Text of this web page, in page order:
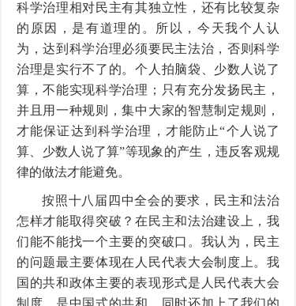
科学治理相对民主有其独立性，还有比较复杂
的原因，是有道理的。所以，今天我个人认
为，达到科学治理必须要民主法治，否则科学
治理是实行不了的。个人拍脑袋、少数人说了
算，不能实现科学治理；只有充分发扬民主，
并且用一种规则，集中大家的智慧制定规则，
才能保证达到科学治理，才能防止“个人说了
算、少数人说了算”等现象的产生，违反客观规
律的做法才能避免。
按照十八届四中全会的要求，民主和法治
怎样才能取得突破？在民主和法治建设上，我
们能不能找一个主要的突破口。我认为，民主
的问题最主要体现在人民代表大会制度上。我
国的共和政体主要的表现形式是人民代表大会
制度，是中国式的共和，同时还加上了我们的